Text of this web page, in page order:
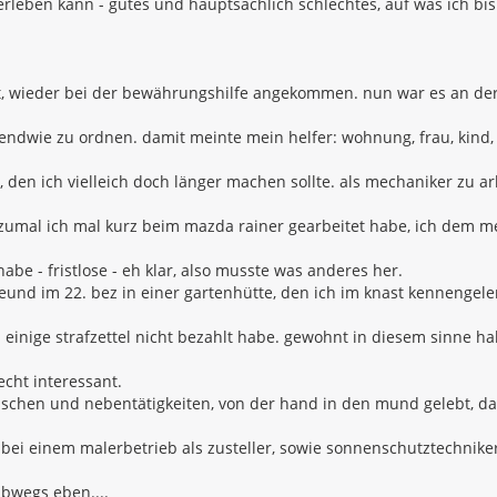
wieder bei der bewährungshilfe angekommen. nun war es an
zu ordnen. damit meinte mein helfer: wohnung, frau,
ich vielleich doch länger machen sollte. als mechaniker zu
ich mal kurz beim mazda rainer gearbeitet habe, ich dem
- fristlose - eh klar, also musste was anderes her.
im 22. bez in einer gartenhütte, den ich im knast
strafzettel nicht bezahlt habe. gewohnt in diesem sinne
interessant.
und nebentätigkeiten, von der hand in den mund gelebt,
einem malerbetrieb als zusteller, sowie
eben....